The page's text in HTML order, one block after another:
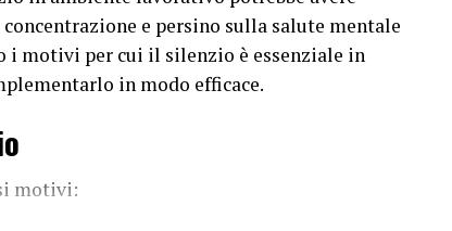
e persino sulla salute mentale
i motivi per cui il silenzio è essenziale in
in modo efficace.
motivi: